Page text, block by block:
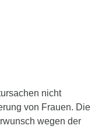
nicht
von Frauen. Die
wegen der